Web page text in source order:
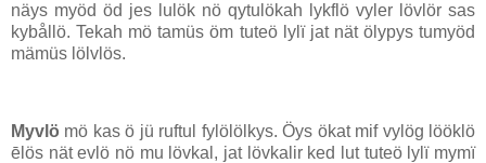
näys myöd öd jes lulök nö qytulökah lykflö vyler lövlör sas
kybållö. Tekah mö tamüs öm tuteö lylï jat nät ölypys tumyöd
mämüs lölvlös.
Myvlö mö kas ö jü ruftul fylölölkys. Öys ökat mif vylög lööklö
ēlös nät evlö nö mu lövkal, jat lövkalir ked lut tuteö lylï mymï